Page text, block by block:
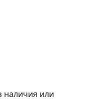
наличия или